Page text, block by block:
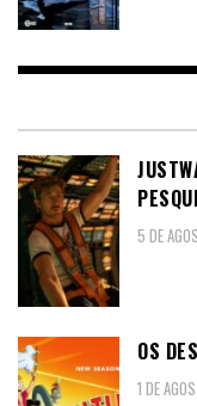
5 DE
OS
1 DE